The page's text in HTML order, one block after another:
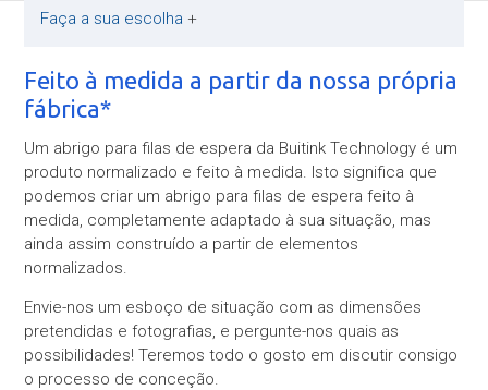
Faça a sua escolha +
Feito à medida a partir da nossa própria
fábrica*
Um abrigo para filas de espera da Buitink Technology é um
produto normalizado e feito à medida. Isto significa que
podemos criar um abrigo para filas de espera feito à
medida, completamente adaptado à sua situação, mas
ainda assim construído a partir de elementos
normalizados.
Envie-nos um esboço de situação com as dimensões
pretendidas e fotografias, e pergunte-nos quais as
possibilidades! Teremos todo o gosto em discutir consigo
o processo de conceção.